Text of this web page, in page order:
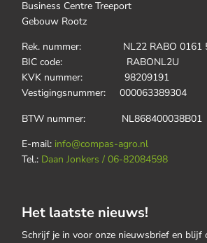
Business Centre Treeport
Gebouw Rootz
Rek. nummer: NL22 RABO 0161
BIC code: RABONL2U
KVK nummer: 98209191
Vestigingsnummer: 000063389304
BTW nummer: NL868400038B01
E-mail: info@compas-agro.nl
Tel.: Daan Jonkers / 06-82084598
Het laatste nieuws!
Schrijf je in voor onze nieuwsbrief en blijf